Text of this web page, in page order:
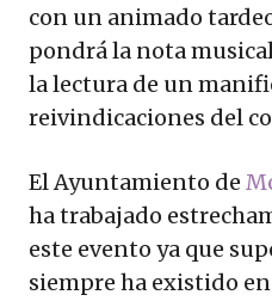
con un animado
pondrá la nota
la lectura de un
reivindicaciones del
El Ayuntamiento de
ha trabajado
este evento ya que
siempre ha existido